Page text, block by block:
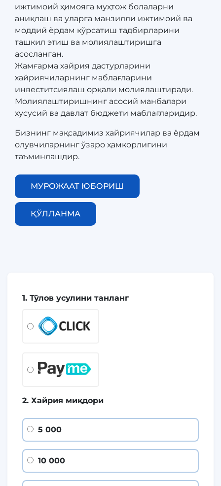
ижтимоий ҳимояга муҳтож болаларни
аниқлаш ва уларга манзилли ижтимоий ва
моддий ёрдам кўрсатиш тадбирларини
ташкил этиш ва молиялаштиришга
асосланган.
​​​​​​​Жамғарма хайрия дастурларини
хайриячиларнинг маблағларини
инвеститсиялаш орқали молиялаштиради.
Молиялаштиришнинг асосий манбалари
хусусий ва давлат бюджети маблағларидир.
Бизнинг мақсадимиз хайриячилар ва ёрдам
олувчиларнинг ўзаро ҳамкорлигини
таъминлашдир.
МУРОЖААТ ЮБОРИШ
ҚЎЛЛАНМА
1. Тўлов усулини танланг
2. Хайрия миқдори
5 000
10 000